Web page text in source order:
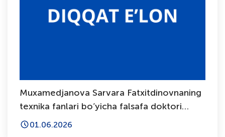
Muxamedjanova Sarvara Fatxitdinovnaning
texnika fanlari bo’yicha falsafa doktori
(PhD) dissertatsiya ishi himoyasi to‘g‘risida
01.06.2026